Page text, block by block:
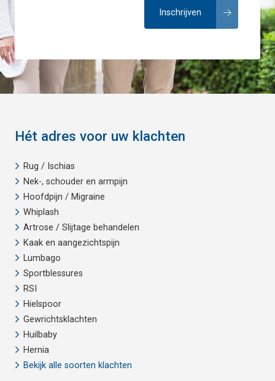
Hét adres voor uw klachten
Rug / Ischias
Nek-, schouder en armpijn
Hoofdpijn / Migraine
Whiplash
Artrose / Slijtage behandelen
Kaak en aangezichtspijn
Lumbago
Sportblessures
RSI
Hielspoor
Gewrichtsklachten
Huilbaby
Hernia
Bekijk alle soorten klachten